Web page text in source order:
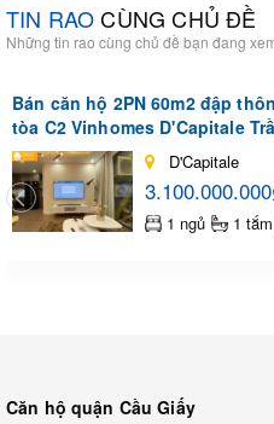
TIN RAOCÙNG CHỦ ĐỀ
Những tin rao cùng chủ đề bạn đang
Bán căn hộ 2PN 60m2 đập
tòa C2 Vinhomes D'Capitale
D'Capitale
1 ngủ 1 tắm
Căn hộ quận Cầu Giấy